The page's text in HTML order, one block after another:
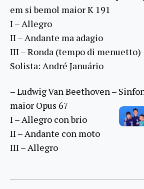
em si bemol maior K 191
I – Allegro
II – Andante ma adagio
III – Ronda (tempo di menuetto)
Solista: André Januário
– Ludwig Van Beethoven –
maior Opus 67
I – Allegro con brio
II – Andante con moto
III – Allegro